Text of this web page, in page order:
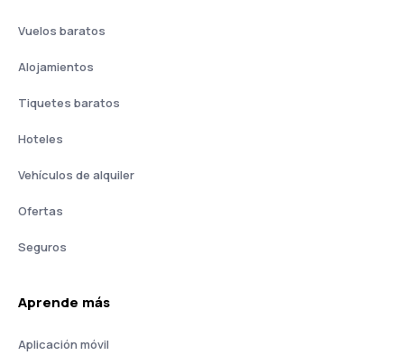
Vuelos baratos
Alojamientos
Tiquetes baratos
Hoteles
Vehículos de alquiler
Ofertas
Seguros
Aprende más
Aplicación móvil